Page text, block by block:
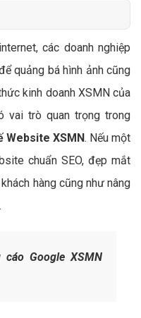
các doanh nghiệp
quảng bá hình ảnh cũng
kinh doanh XSMN của
vai trò quan trọng trong
Website XSMN. Nếu một
chuẩn SEO, đẹp mắt
hàng cũng như nâng
cáo Google XSMN